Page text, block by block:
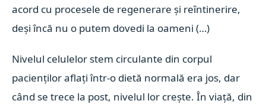
acord cu procesele de regenerare și reîntinerire,
deși încă nu o putem dovedi la oameni (…)
Nivelul celulelor stem circulante din corpul
pacienților aflați într-o dietă normală era jos, dar
când se trece la post, nivelul lor crește. În viață, din